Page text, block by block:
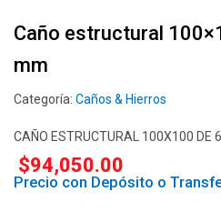
Caño estructural
mm
Categoría: Caños & Hierros
CAÑO ESTRUCTURAL 100X100 DE
$94,050.00
Precio con Depósito o